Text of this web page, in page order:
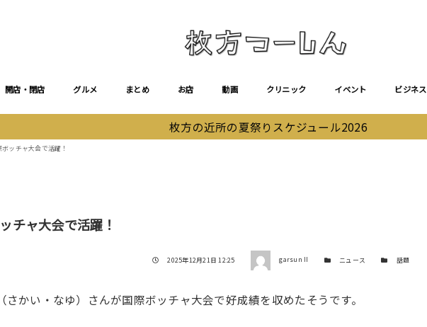
開店・閉店 グルメ まとめ お店 動画 クリニック イベント ビジネス
枚方の近所の夏祭りスケジュール2026
ッチャ大会で活躍！
チャ大会で活躍！
投稿日
2025年12月21日 12:25 著者 garsun II カテゴリー
ニュース カテゴリー
話題
かい・なゆ）さんが国際ボッチャ大会で好成績を収めたそうです。